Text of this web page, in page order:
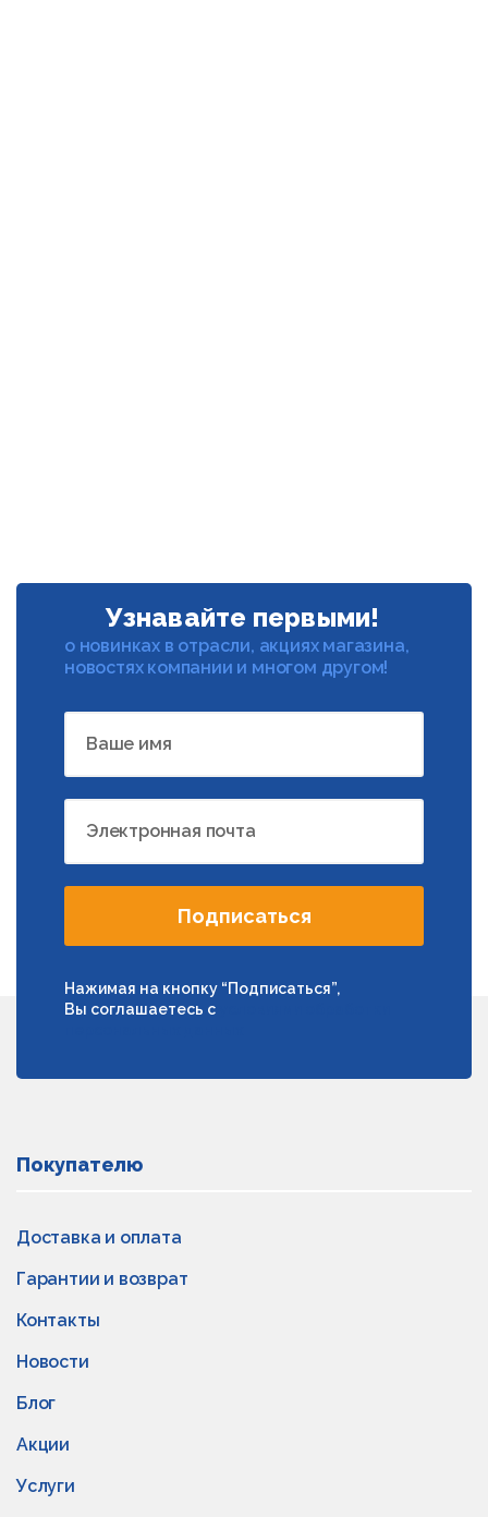
Узнавайте первыми!
о новинках в отрасли, акциях магазина,
новостях компании и многом другом!
Ваше имя
Электронная почта
Подписаться
Нажимая на кнопку “Подписаться”,
Вы соглашаетесь с
Покупателю
Доставка и оплата
Гарантии и возврат
Контакты
Новости
Блог
Акции
Услуги